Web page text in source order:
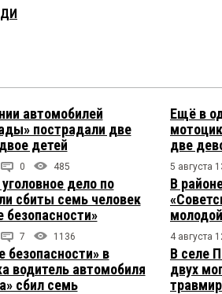
автомобилей
пострадали две
детей
0 485
дело по
сбиты семь человек
безопасности»
7 1136
безопасности» в
водитель автомобиля
сбил семь
Ещё в
две
5 августа
В
4 августа
В селе
двух